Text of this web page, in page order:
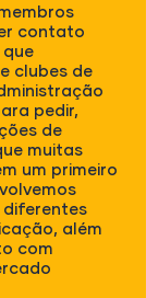
contato
clubes de
pedir,
de
muitas
um primeiro
diferentes
além
com